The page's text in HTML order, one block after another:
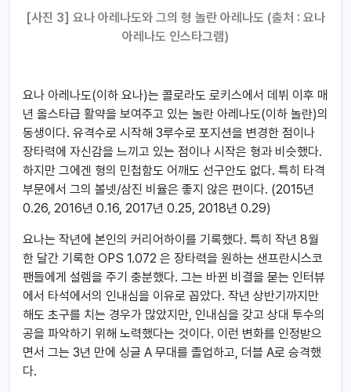
[사진 3] 요나 아레나도와 그의 형 놀란 아레나도 (출처 : 요나
아레나도 인스타그램)
요나 아레나도(이하 요나)는 콜로라도 로키스에서 데뷔 이후 매
년 올스타급 활약을 보여주고 있는 놀란 아레나도(이하 놀란)의
동생이다. 유격수로 시작해 3루수로 포지션을 변경한 점이나
장타력에 자신감을 느끼고 있는 점이나 시작은 형과 비슷했다.
하지만 그에겐 형의 민첩함도 어깨도 선구안도 없다. 특히 타격
부문에서 그의 볼넷/삼진 비율은 좋지 않은 편이다. (2015년
0.26, 2016년 0.16, 2017년 0.25, 2018년 0.29)
요나는 작년에 본인의 커리어하이를 기록했다. 특히 작년 8월
한 달간 기록한 OPS 1.072 은 장타력을 원하는 샌프란시스코
팬들에게 설렘을 주기 충분했다. 그는 바뀐 비결을 묻는 인터뷰
에서 타석에서의 인내심을 이유로 꼽았다. 작년 상반기까지만
해도 초구를 치는 경우가 많았지만, 인내심을 갖고 상대 투수의
공을 파악하기 위해 노력했다는 것이다. 이런 변화를 인정받으
면서 그는 3년 만에 싱글 A 무대를 졸업하고, 더블 A로 승격했
다.